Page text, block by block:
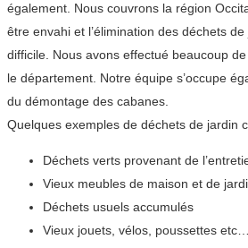
également. Nous couvrons la région
être envahi et l’élimination des déchets
difficile. Nous avons effectué beaucoup
le département. Notre équipe s’occupe
du démontage des cabanes.
Quelques exemples de déchets de jardin
Déchets verts provenant de
Vieux meubles de maison et de
Déchets usuels accumulés
Vieux jouets, vélos, poussettes etc…